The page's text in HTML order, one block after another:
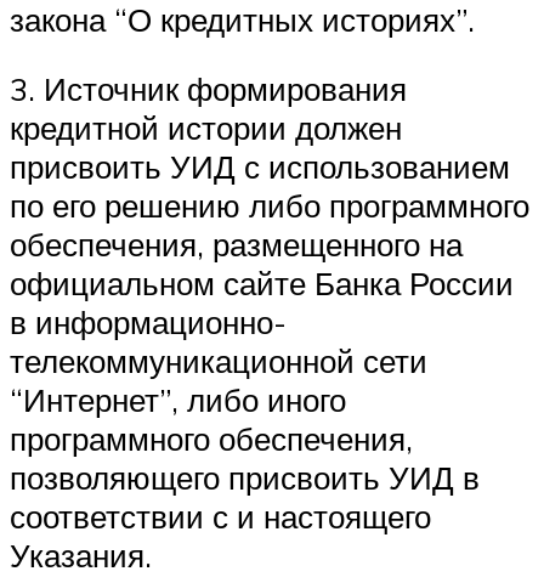
закона “О кредитных историях”.
3. Источник формирования
кредитной истории должен
присвоить УИД с использованием
по его решению либо программного
обеспечения, размещенного на
официальном сайте Банка России
в информационно-
телекоммуникационной сети
“Интернет”, либо иного
программного обеспечения,
позволяющего присвоить УИД в
соответствии с и настоящего
Указания.